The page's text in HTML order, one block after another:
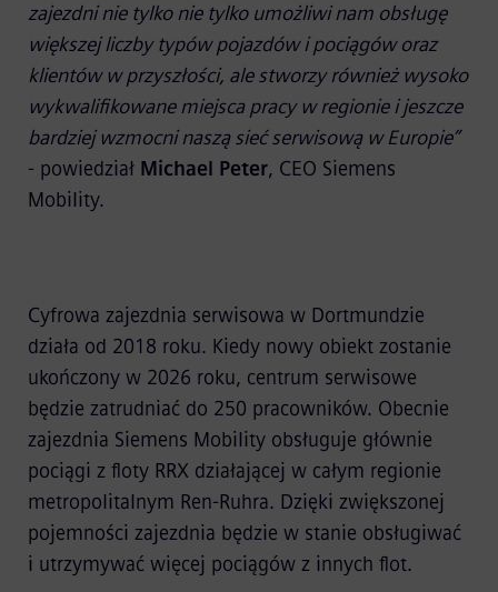
zajezdni nie tylko nie tylko umożliwi nam obsługę
większej liczby typów pojazdów i pociągów oraz
klientów w przyszłości, ale stworzy również wysoko
wykwalifikowane miejsca pracy w regionie i jeszcze
bardziej wzmocni naszą sieć serwisową w Europie”
- powiedział Michael Peter, CEO Siemens
Mobility.
Cyfrowa zajezdnia serwisowa w Dortmundzie
działa od 2018 roku. Kiedy nowy obiekt zostanie
ukończony w 2026 roku, centrum serwisowe
będzie zatrudniać do 250 pracowników. Obecnie
zajezdnia Siemens Mobility obsługuje głównie
pociągi z floty RRX działającej w całym regionie
metropolitalnym Ren-Ruhra. Dzięki zwiększonej
pojemności zajezdnia będzie w stanie obsługiwać
i utrzymywać więcej pociągów z innych flot.